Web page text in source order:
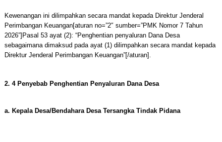
Kewenangan ini dilimpahkan secara mandat kepada Direktur Jenderal
Perimbangan Keuangan[aturan no=”2″ sumber=”PMK Nomor 7 Tahun
2026”]Pasal 53 ayat (2): “Penghentian penyaluran Dana Desa
sebagaimana dimaksud pada ayat (1) dilimpahkan secara mandat kepada
Direktur Jenderal Perimbangan Keuangan”[/aturan].
2. 4 Penyebab Penghentian Penyaluran Dana Desa
a. Kepala Desa/Bendahara Desa Tersangka Tindak Pidana